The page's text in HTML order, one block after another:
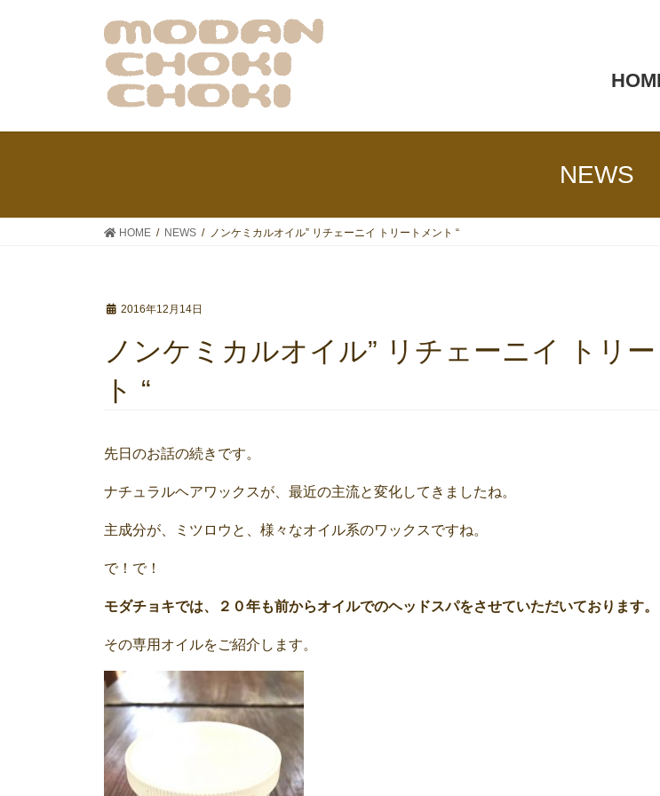
NEWS
HOME NEWS ノンケミカルオイル” リチェーニイ トリートメント “
2016年12月14日
ノンケミカルオイル” リチェーニイ トリ
ト “
先日のお話の続きです。
ナチュラルヘアワックスが、最近の主流と変化してきましたね。
主成分が、ミツロウと、様々なオイル系のワックスですね。
で！で！
モダチョキでは、２０年も前からオイルでのヘッドスパをさせていただいております。
その専用オイルをご紹介します。